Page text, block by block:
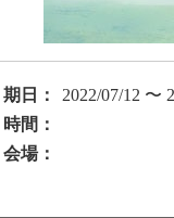
期日：
2022/07/12 〜
時間：
会場：